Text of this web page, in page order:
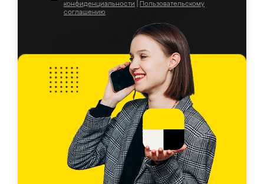
конфиденциальности
Пользовательскому
соглашению